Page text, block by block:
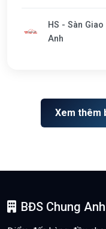
HS - Sàn
Anh
Xem thêm
BĐS Chung Anh